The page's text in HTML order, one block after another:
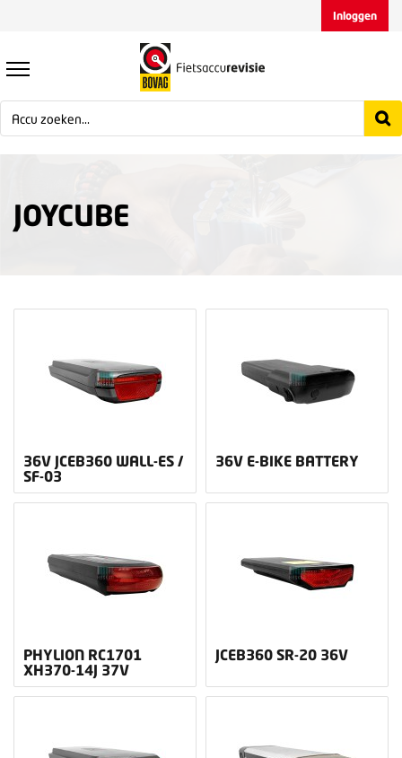
Inloggen
JOYCUBE
36V JCEB360 WALL-ES /
SF-03
36V E-BIKE BATTERY
PHYLION RC1701
XH370-14J 37V
JCEB360 SR-20 36V